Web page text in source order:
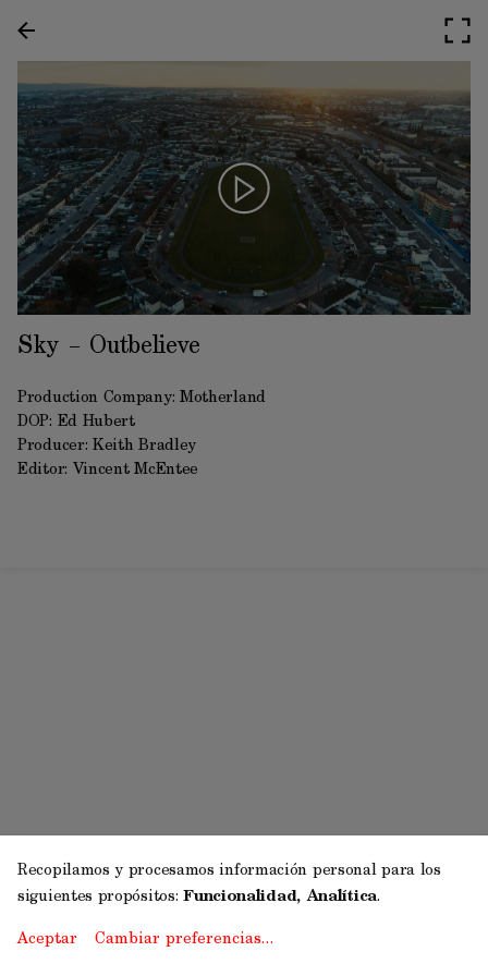
Sky – Outbelieve
Production Company: Motherland
DOP: Ed Hubert
Producer: Keith Bradley
Editor: Vincent McEntee
Recopilamos y procesamos información personal para los
siguientes propósitos:Funcionalidad, Analítica.
Aceptar Cambiar preferencias…